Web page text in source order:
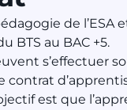
de
BTS au BAC +5.
s’effectuer
contrat
est que